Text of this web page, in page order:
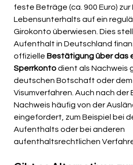
feste Beträge (ca. 900 Euro)
Lebensunterhalts auf ein
Girokonto überwiesen. Dies
Aufenthalt in Deutschland
offizielle Bestätigung über das
Sperrkonto dient als Nachweis
deutschen Botschaft oder dem
Visumverfahren. Auch nach der
Nachweis häufig von der
eingefordert, zum Beispiel bei
Aufenthalts oder bei anderen
aufenthaltsrechtlichen